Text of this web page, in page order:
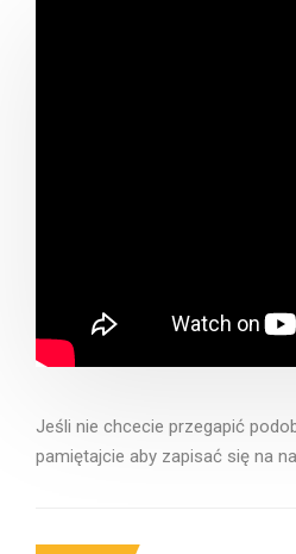
Jeśli nie chcecie przegapić
pamiętajcie aby zapisać się na